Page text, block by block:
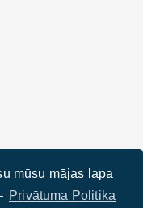
mūsu mājas lapa
Privātuma Politika